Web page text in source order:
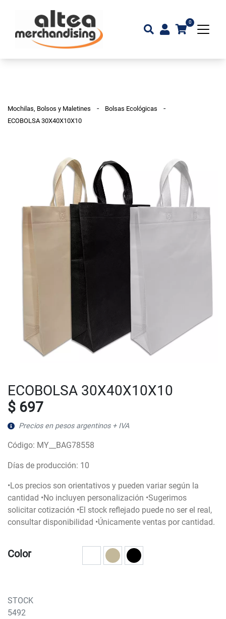
0
Mochilas, Bolsos y Maletines - Bolsas Ecológicas -
ECOBOLSA 30X40X10X10
ECOBOLSA 30X40X10X10
$ 697
Precios en pesos argentinos + IVA
Código: MY__BAG78558
Días de producción: 10
•Los precios son orientativos y pueden variar según la
cantidad •No incluyen personalización •Sugerimos
solicitar cotización •El stock reflejado puede no ser el real,
consultar disponibilidad •Únicamente ventas por cantidad.
Color
STOCK
5492